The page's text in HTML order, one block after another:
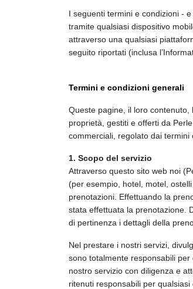
I seguenti termini e condizioni -
tramite qualsiasi dispositivo
attraverso una qualsiasi
seguito riportati (inclusa
Termini e condizioni generali
Queste pagine, il loro
proprietà, gestiti e offerti da
commerciali, regolato dai termini
1. Scopo del servizio
Attraverso questo sito web noi
(per esempio, hotel, motel,
prenotazioni. Effettuando la
stata effettuata la prenotazione.
di pertinenza i dettagli della
Nel prestare i nostri servizi,
sono totalmente responsabili
nostro servizio con diligenza e
ritenuti responsabili per